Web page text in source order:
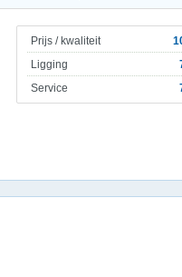
Prijs / kwaliteit
Ligging
Service